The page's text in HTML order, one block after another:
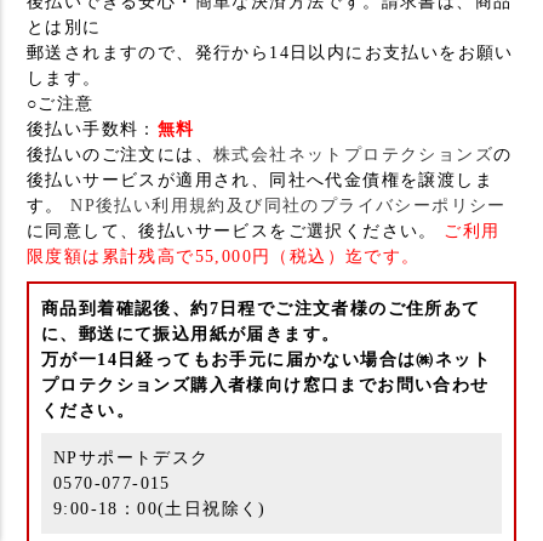
とは別に
郵送されますので、発行から14日以内にお支払いをお願い
します。
○ご注意
後払い手数料： 無料
後払いのご注文には、 株式会社ネットプロテクションズの
後払いサービスが適用され、同社へ代金債権を譲渡しま
す。NP後払い利用規約及び同社のプライバシーポリシー
に同意して、後払いサービスをご選択ください。 ご利用
限度額は累計残高で55,000円（税込）迄です。
商品到着確認後、約7日程でご注文者様のご住所あて
に、郵送にて振込用紙が届きます。
万が一14日経ってもお手元に届かない場合は㈱ネット
プロテクションズ購入者様向け窓口までお問い合わせ
ください。
NPサポートデスク
0570-077-015
9:00-18：00(土日祝除く)